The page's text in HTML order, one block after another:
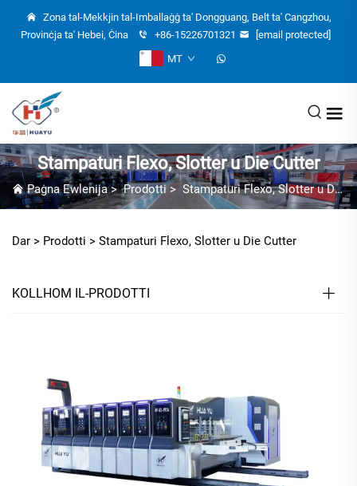
Zona tal-Mekkjin tal-Imballaġġ ta' Dongguang, Belt ta' Cangzhou,
Provinċja ta' Hebei, Ċina
+86-15226701321
[email protected]
MT
Stampaturi Flexo, Slotter u Die Cutter
Paġna Ewlenija>Prodotti> Stampaturi Flexo, Slotter u Die Cutter
Dar > Prodotti > Stampaturi Flexo, Slotter u Die Cutter
KOLLHOM IL-PRODOTTI